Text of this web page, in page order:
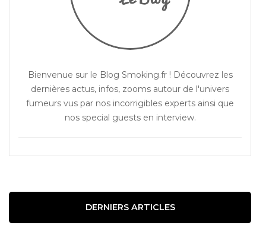
Bienvenue sur le Blog Smoking.fr ! Découvrez les
dernières actus, infos, zooms autour de l'univers
fumeurs vus par nos incorrigibles experts ainsi que
nos special guests en interview.
DERNIERS ARTICLES